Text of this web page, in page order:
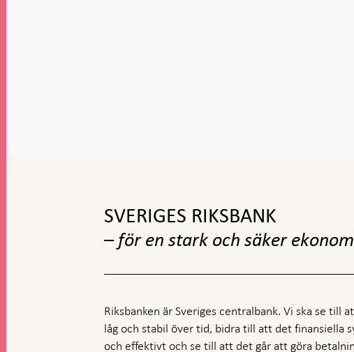
SVERIGES RIKSBANK
– för en stark och säker
Riksbanken är Sveriges centralbank. Vi ska se till
låg och stabil över tid, bidra till att det finansiella
och effektivt och se till att det går att göra